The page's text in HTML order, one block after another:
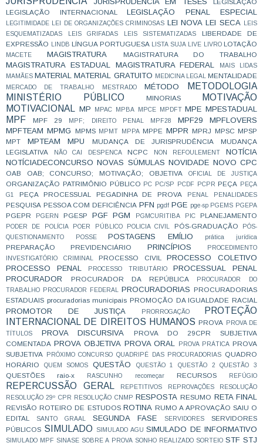
LEGISLAÇÃO INTERNACIONAL
LEGISLAÇÃO PENAL ESPECIAL
LEGITIMIDADE LEI DE ORGANIZAÇÕES CRIMINOSAS LEI NOVA LEI SECA
LEIS
ESQUEMATIZADAS
LEIS GRIFADAS LEIS SISTEMATIZADAS
LIBERDADE DE
EXPRESSÃO
LINDB LÍNGUA PORTUGUESA LISTA SUJA LIVE LIVRO LOTAÇÃO
MACETE MAGISTRATURA MAGISTRATURA DO TRABALHO
MAGISTRATURA ESTADUAL MAGISTRATURA FEDERAL
MAIS LIDAS
MAMÃES MATERIAL MATERIAL GRATUITO MEDICINA LEGAL MENTALIDADE
MERCADO DE TRABALHO MESTRADO MÉTODO
METODOLOGIA
MINISTÉRIO PÚBLICO
MINORIAS
MOTIVAÇÃO
MOTIVACIONAL
MP MPAC MPBA MPCE MPDFT MPE MPESTADUAL
MPF MPF 29 MPF; DIREITO PENAL MPF28 MPF29
MPFLOVERS
MPFTEAM MPMG MPMS MPMT MPPA MPPE MPPR MPRJ MPSC MPSP
MPT
MPTEAM MPU MUDANÇA DE JURISPRUDÊNCIA
MUDANÇA
LEGISLATIVA
NÃO CAI DESPENCA NCPC NON REFOULEMENT
NOTÍCIA
NOTÍCIADECONCURSO NOVAS SÚMULAS NOVIDADE NOVO CPC
OAB OAB; CONCURSO; MOTIVAÇÃO; OBJETIVA OFICIAL DE JUSTIÇA
ORGANIZAÇÃO PATRIMÔNIO PÚBLICO PC PC/SP PCDF PCPR PEÇA
PEÇA
G1
PEÇA PROCESSUAL PEGADINHA DE PROVA PENAL PENALIDADES
PESQUISA PESSOA COM DEFICIÊNCIA PFN pgdf PGE pge-sp PGEMS PGEPA
PGEPR PGERN PGESP PGF PGM PGMCURITIBA PIC PLANEJAMENTO
PODER DE POLÍCIA POER PÚBLICO POLICIA CIVIL PÓS-GRADUAÇÃO
PÓS-
QUESTIONAMENTO
POSSE POSTAGENS EMÍLIO prática jurídica
PREPARAÇÃO PREVIDENCIÁRIO PRINCÍPIOS
PROCEDIMENTO
INVESTIGATÓRIO CRIMINAL
PROCESSO CIVIL
PROCESSO COLETIVO
PROCESSO PENAL
PROCESSO TRIBUTÁRIO
PROCESSUAL PENAL
PROCURADOR
PROCURADOR DA REPÚBLICA
PROCURADOR DO
TRABALHO
PROCURADOR FEDERAL PROCURADORIAS PROCURADORIAS
ESTADUAIS procuradorias municipais PROMOÇÃO DA IGUALDADE RACIAL
PROMOTOR DE JUSTIÇA PRORROGAÇÃO
PROTEÇÃO
INTERNACIONAL DE DIREITOS HUMANOS PROVA
PROVA DE
TÍTULOS
PROVA DISCURSIVA
PROVA DO 29CPR SUBJETIVA
COMENTADA PROVA OBJETIVA PROVA ORAL PROVA PRÁTICA PROVA
SUBJETIVA
PRÓXIMO CONCURSO QUADRIPÉ DAS PROCURADORIAS
QUADRO
HORÁRIO
QUEM SOMOS QUESTÃO QUESTÃO 1 QUESTÃO 2 QUESTÃO 3
QUESTÕES raio-x RASCUNHO recomeçar RECURSOS REFÚGIO
REPERCUSSÃO GERAL REPETITIVOS REPROVAÇÕES
RESOLUÇÃO
RESOLUÇÃO 29º CPR
RESOLUÇÃO CNMP RESPOSTA RESUMO RETA FINAL
REVISÃO ROTEIRO DE ESTUDOS ROTINA RUMO A APROVAÇÃO SAIU O
EDITAL
SANTO GRAAL SEGUNDA FASE SERVIDORES
SERVIDORES
PÚBLICOS SIMULADO SIMULADO AGU SIMULADO DE INFORMATIVO
SIMULADO MPF SINASE SOBRE A PROVA SONHO REALIZADO SORTEIO STF STJ